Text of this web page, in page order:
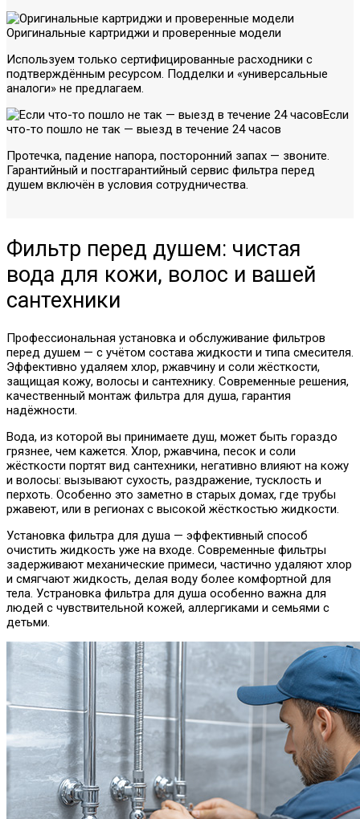
Оригинальные картриджи и проверенные модели
Используем только сертифицированные расходники с
подтверждённым ресурсом. Подделки и «универсальные
аналоги» не предлагаем.
Если
что-то пошло не так — выезд в течение 24 часов
Протечка, падение напора, посторонний запах — звоните.
Гарантийный и постгарантийный сервис фильтра перед
душем включён в условия сотрудничества.
Фильтр перед душем: чистая
вода для кожи, волос и вашей
сантехники
Профессиональная установка и обслуживание фильтров
перед душем — с учётом состава жидкости и типа смесителя.
Эффективно удаляем хлор, ржавчину и соли жёсткости,
защищая кожу, волосы и сантехнику. Современные решения,
качественный монтаж фильтра для душа, гарантия
надёжности.
Вода, из которой вы принимаете душ, может быть гораздо
грязнее, чем кажется. Хлор, ржавчина, песок и соли
жёсткости портят вид сантехники, негативно влияют на кожу
и волосы: вызывают сухость, раздражение, тусклость и
перхоть. Особенно это заметно в старых домах, где трубы
ржавеют, или в регионах с высокой жёсткостью жидкости.
Установка фильтра для душа — эффективный способ
очистить жидкость уже на входе. Современные фильтры
задерживают механические примеси, частично удаляют хлор
и смягчают жидкость, делая воду более комфортной для
тела. Устрановка фильтра для душа особенно важна для
людей с чувствительной кожей, аллергиками и семьями с
детьми.